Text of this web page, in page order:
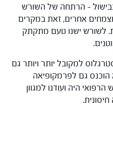
– הרתחה של השורש
אחרים, זאת במקרים
לשורש ישנו טעם מתקתק
למקובל יותר ויותר גם
גם לפרמקופיאה
היה ועודנו למגוון